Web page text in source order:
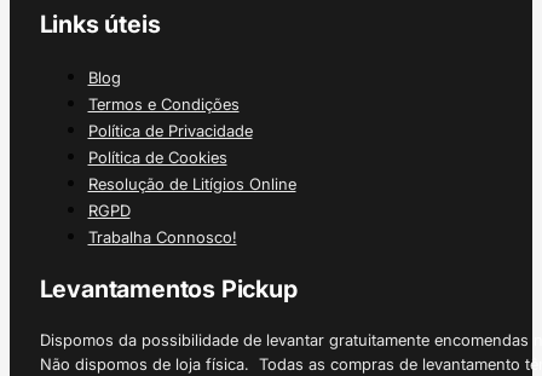
Links úteis
Blog
Termos e Condições
Política de Privacidade
Política de Cookies
Resolução de Litígios Online
RGPD
Trabalha Connosco!
Levantamentos Pickup
Dispomos da possibilidade de levantar gratuitamente
Não dispomos de loja física. Todas as compras de levantamento